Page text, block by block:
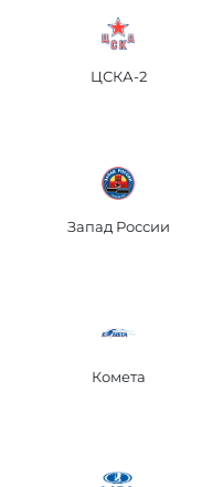
ЦСКА-2
Запад России
Комета